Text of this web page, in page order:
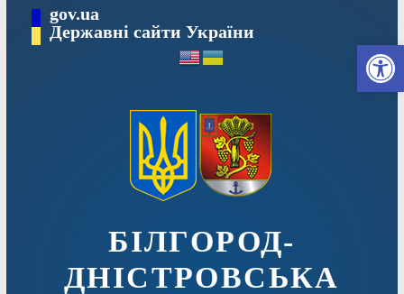
вмісту
gov.ua
Державні сайти України
БІЛГОРОД-
ДНІСТРОВСЬКА